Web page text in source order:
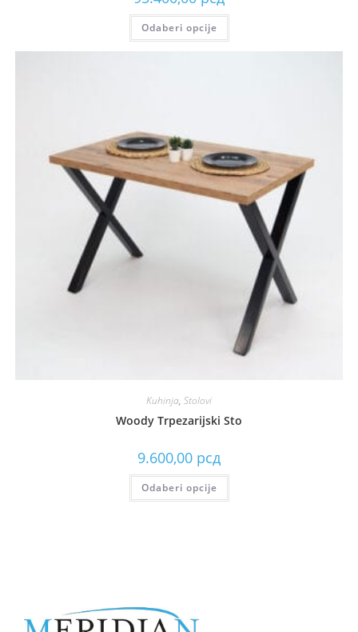
Odaberi opcije
Kuhinja, Stolovi
Woody Trpezarijski Sto
9.600,00 рсд
Odaberi opcije